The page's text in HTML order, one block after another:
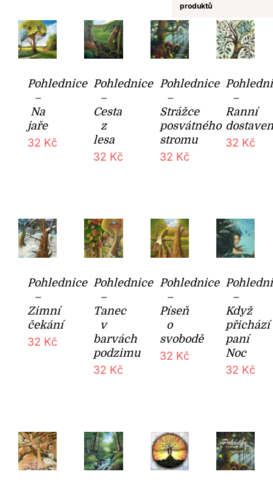
produktů
Pohlednice
–
Na
jaře
32 Kč
Pohlednice
–
Cesta
z
lesa
32 Kč
Pohlednice
–
Strážce
posvátného
stromu
32 Kč
–
Ranní
32 Kč
Pohlednice
–
Zimní
čekání
32 Kč
Pohlednice
–
Tanec
v
barvách
podzimu
32 Kč
Pohlednice
–
Píseň
o
svobodě
32 Kč
–
Když
přichází
paní
Noc
32 Kč